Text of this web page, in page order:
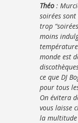
Théo :
soirées
trop
moins
monde est
ce que DJ
pour tous
On évitera
vous laisse
la